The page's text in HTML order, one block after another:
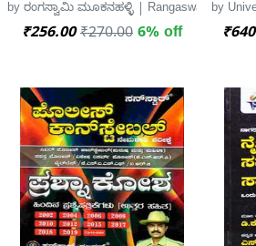
by ರಂಗಸ್ವಾಮಿ ಮೂಕನಹಳ್ಳಿ | Rangaswami
₹256.00 ₹270.00 6% off
by